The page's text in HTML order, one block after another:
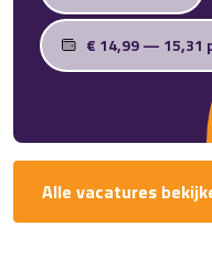
€ 14,99 — 15,31
Alle vacatures